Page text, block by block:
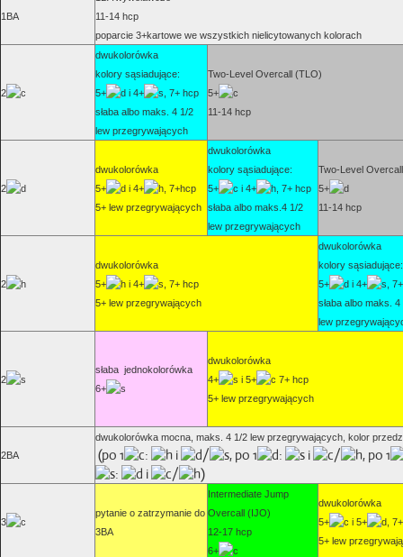
1BA
11-14 hcp
poparcie 3+kartowe we wszystkich nielicytowanych kolorach
2
dwukolorówka
kolory sąsiadujące:
5+
i 4+
, 7+ hcp
słaba albo maks. 4 1/2
lew przegrywających
Two-Level Overcall (TLO)
5+
11-14 hcp
2
dwukolorówka
5+
i 4+
, 7+hcp
5+ lew przegrywających
dwukolorówka
kolory sąsiadujące:
5+
i 4+
, 7+ hcp
słaba albo maks.4 1/2
lew przegrywających
Two-Level
5+
11-14 hcp
2
dwukolorówka
5+
i 4+
, 7+ hcp
5+ lew przegrywających
dwukolorówka
kolory sąsiadujące:
5+
i 4+
,
słaba albo maks. 4
lew
2
słaba jednokolorówka
6+
dwukolorówka
4+
i 5+
7+ hcp
5+ lew przegrywających
2BA
dwukolorówka mocna, maks. 4 1/2 lew przegrywających, kolor
(po 1 : i / , po 1 : i /
, po 1
:
i / )
3
pytanie o zatrzymanie do
3BA
Intermediate Jump
Overcall (IJO)
12-17 hcp
6+
dwukolorówka
5+
i 5+
,
5+ lew